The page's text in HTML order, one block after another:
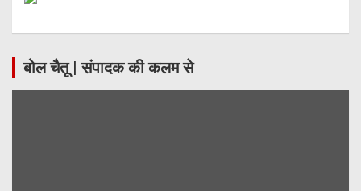
बोल चैतू | संपादक की कलम से